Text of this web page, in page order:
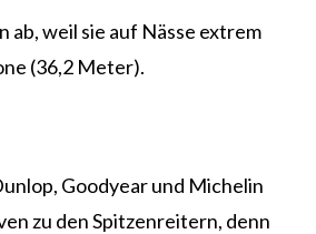
ab, weil sie auf Nässe extrem
(36,2 Meter).
Goodyear und Michelin
zu den Spitzenreitern, denn